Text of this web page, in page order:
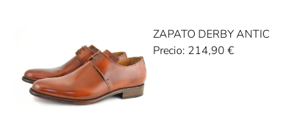
ZAPATO DERBY ANTIC
Precio: 214,90 €